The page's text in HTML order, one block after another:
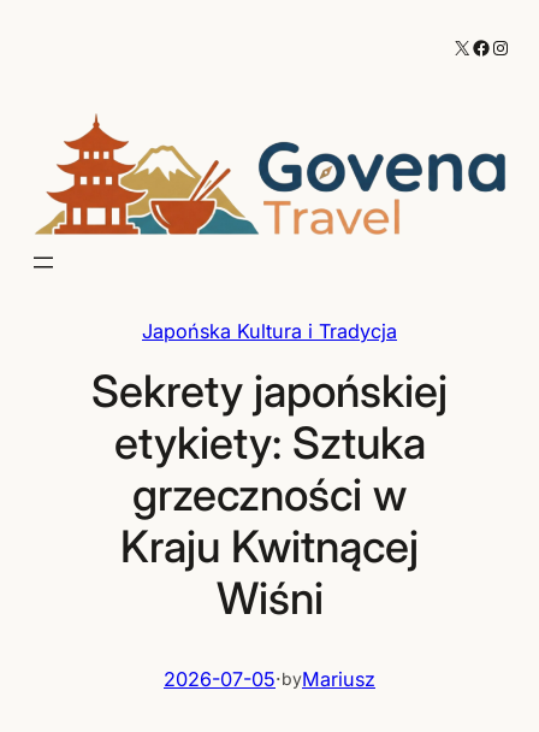
X
Japońska Kultura i Tradycja
Sekrety japońskiej
etykiety: Sztuka
grzeczności w
Kraju Kwitnącej
Wiśni
2026-07-05·byMariusz